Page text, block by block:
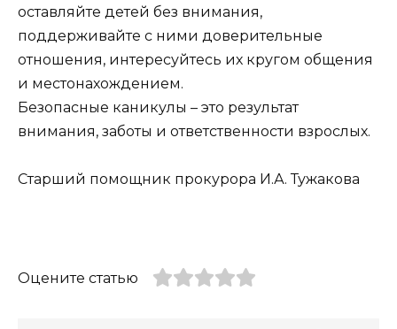
оставляйте детей без внимания,
поддерживайте с ними доверительные
отношения, интересуйтесь их кругом общения
и местонахождением.
Безопасные каникулы – это результат
внимания, заботы и ответственности взрослых.
Старший помощник прокурора И.А. Тужакова
Оцените статью